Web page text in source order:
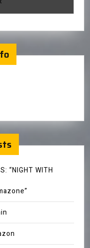
“NIGHT WITH